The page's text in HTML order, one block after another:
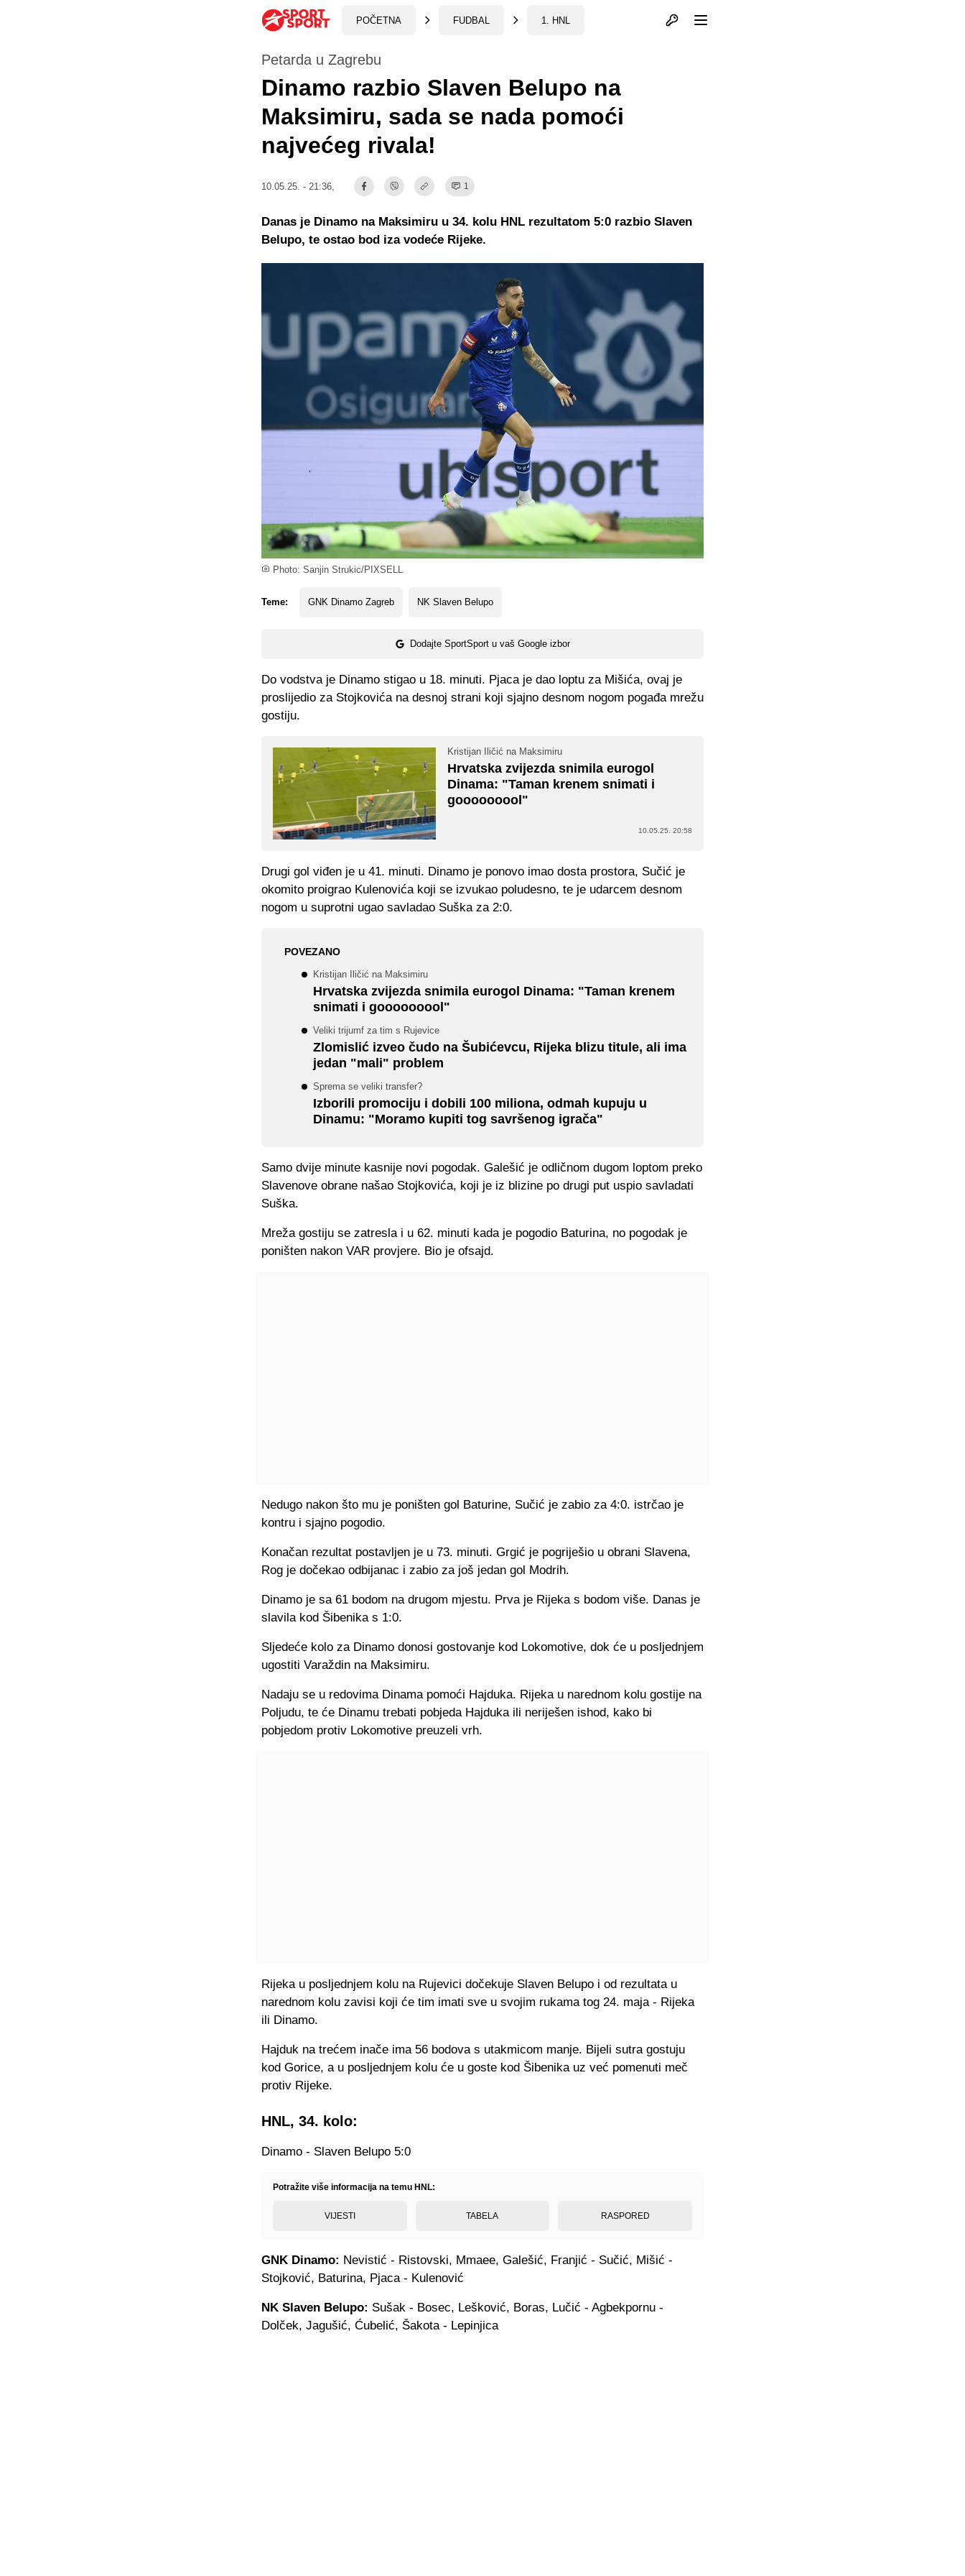
POČETNA FUDBAL 1. HNL Otvori profil
Photo: Sanjin Strukic/PIXSELL
Petarda u Zagrebu
Dinamo razbio Slaven Belupo na
Maksimiru, sada se nada pomoći
najvećeg rivala!
10.05.25. - 21:36, 1
Teme: GNK Dinamo Zagreb NK Slaven Belupo
Dodajte SportSport u vaš Google izbor
Danas je Dinamo na Maksimiru u 34. kolu HNL rezultatom 5:0 razbio Slaven
Belupo, te ostao bod iza vodeće Rijeke.
Do vodstva je Dinamo stigao u 18. minuti. Pjaca je dao loptu za Mišića, ovaj je
proslijedio za Stojkovića na desnoj strani koji sjajno desnom nogom pogađa mrežu
gostiju.
Kristijan Iličić na Maksimiru
Hrvatska zvijezda snimila eurogol
Dinama: "Taman krenem snimati i
gooooooool"
10.05.25. 20:58
Drugi gol viđen je u 41. minuti. Dinamo je ponovo imao dosta prostora, Sučić je
okomito proigrao Kulenovića koji se izvukao poludesno, te je udarcem desnom
nogom u suprotni ugao savladao Suška za 2:0.
POVEZANO
Kristijan Iličić na Maksimiru
Hrvatska zvijezda snimila eurogol Dinama: "Taman krenem
snimati i gooooooool"
Veliki trijumf za tim s Rujevice
Zlomislić izveo čudo na Šubićevcu, Rijeka blizu titule, ali ima
jedan "mali" problem
Sprema se veliki transfer?
Izborili promociju i dobili 100 miliona, odmah kupuju u
Dinamu: "Moramo kupiti tog savršenog igrača"
Samo dvije minute kasnije novi pogodak. Galešić je odličnom dugom loptom preko
Slavenove obrane našao Stojkovića, koji je iz blizine po drugi put uspio savladati
Suška.
Mreža gostiju se zatresla i u 62. minuti kada je pogodio Baturina, no pogodak je
poništen nakon VAR provjere. Bio je ofsajd.
Nedugo nakon što mu je poništen gol Baturine, Sučić je zabio za 4:0. istrčao je
kontru i sjajno pogodio.
Konačan rezultat postavljen je u 73. minuti. Grgić je pogriješio u obrani Slavena,
Rog je dočekao odbijanac i zabio za još jedan gol Modrih.
Dinamo je sa 61 bodom na drugom mjestu. Prva je Rijeka s bodom više. Danas je
slavila kod Šibenika s 1:0.
Sljedeće kolo za Dinamo donosi gostovanje kod Lokomotive, dok će u posljednjem
ugostiti Varaždin na Maksimiru.
Nadaju se u redovima Dinama pomoći Hajduka. Rijeka u narednom kolu gostije na
Poljudu, te će Dinamu trebati pobjeda Hajduka ili neriješen ishod, kako bi
pobjedom protiv Lokomotive preuzeli vrh.
Rijeka u posljednjem kolu na Rujevici dočekuje Slaven Belupo i od rezultata u
narednom kolu zavisi koji će tim imati sve u svojim rukama tog 24. maja - Rijeka
ili Dinamo.
Hajduk na trećem inače ima 56 bodova s utakmicom manje. Bijeli sutra gostuju
kod Gorice, a u posljednjem kolu će u goste kod Šibenika uz već pomenuti meč
protiv Rijeke.
HNL, 34. kolo:
Dinamo - Slaven Belupo 5:0
Potražite više informacija na temu HNL:
VIJESTI TABELA RASPORED
GNK Dinamo: Nevistić - Ristovski, Mmaee, Galešić, Franjić - Sučić, Mišić -
Stojković, Baturina, Pjaca - Kulenović
NK Slaven Belupo: Sušak - Bosec, Lešković, Boras, Lučić - Agbekpornu -
Dolček, Jagušić, Ćubelić, Šakota - Lepinjica